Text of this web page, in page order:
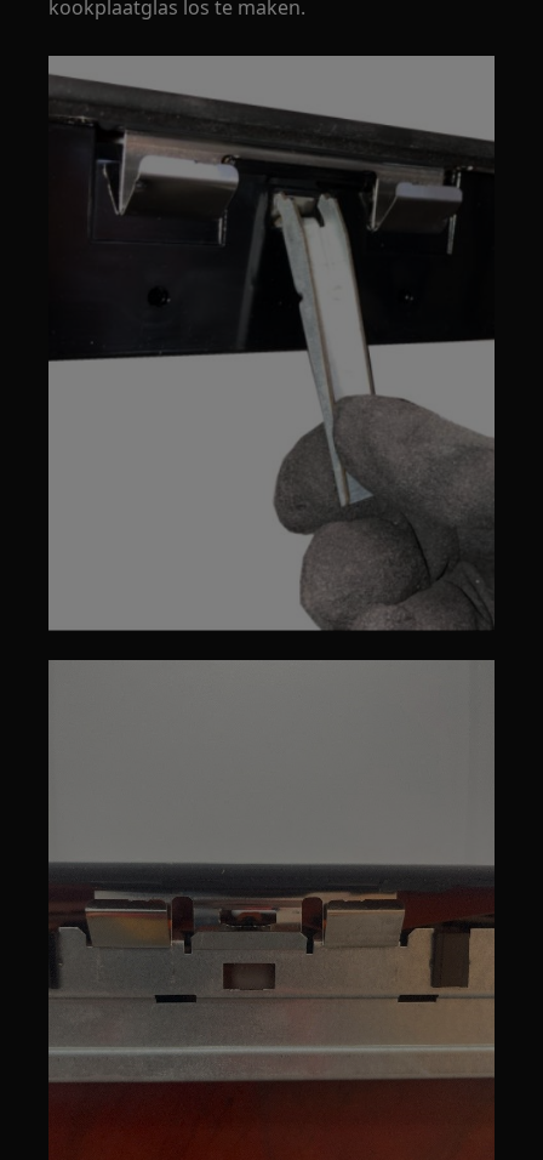
kookplaatglas los te maken.